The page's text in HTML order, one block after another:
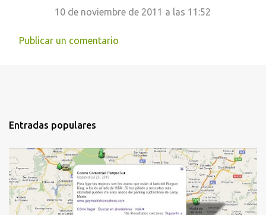
10 de noviembre de 2011 a las 11:52
Publicar un comentario
Entradas populares